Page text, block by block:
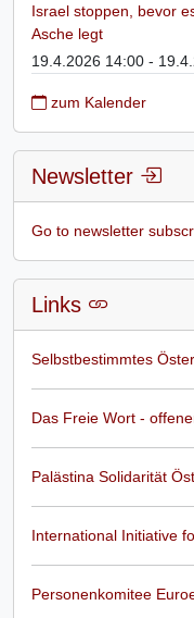
Israel stoppen, bevor
Asche legt
19.4.2026 14:00 -
zum Kalender
Newsletter
Go to newsletter
Links
Selbstbestimmtes
Das Freie Wort -
Palästina Solidarität
International Initiative
Personenkomitee